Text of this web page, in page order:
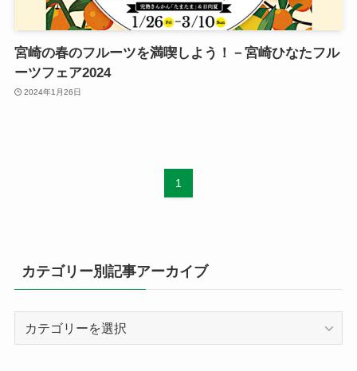
宮崎の春のフルーツを満喫しよう！－宮崎ひなたフル
ーツフェア2024
2024年1月26日
1
カテゴリー別記事アーカイブ